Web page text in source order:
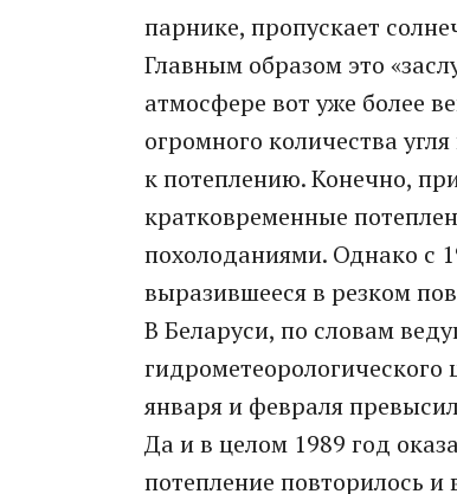
парнике, пропускает
Главным образом это
атмосфере вот уже более
огромного количества
к потеплению. Конечно,
кратковременные
похолоданиями. Однако с
выразившееся в резком
В Беларуси, по словам
января и февраля
Да и в целом 1989 год
потепление повторилось